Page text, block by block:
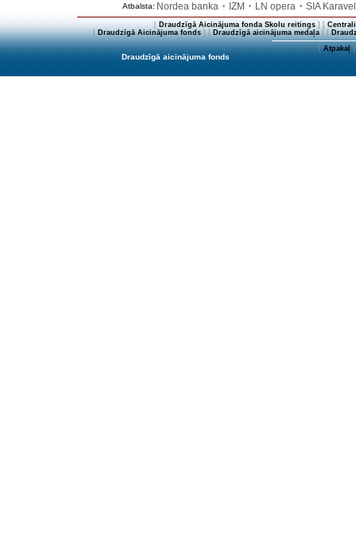
Atbalsta: Nordea banka • IZM • LN opera • SIA
[ Draudzīgā Aicinājuma fonda Skolu reitings] [
[Draudzīgā Aicinājuma fonds] [Draudzīgā aicinājuma medaļa] [
[Atpakaļ]
Draudzīgā aicinājuma fonds